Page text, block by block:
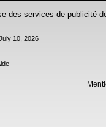
des services de publicité
10, 2026